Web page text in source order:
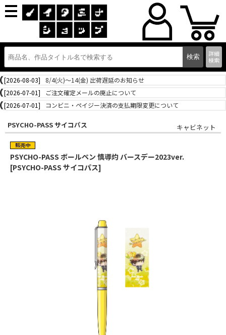
詳細
検索
[2026-08-03]
8/4(火)～14(金) 出荷遅延のお知らせ
[2026-07-01]
ご注文確定メールの廃止について
[2026-07-01]
コンビニ・ペイジー決済の支払期限変更について
PSYCHO-PASS サイコパス キャビネット
PSYCHO-PASS ボールペン 慎導灼 バースデー2023ver.
[PSYCHO-PASS サイコパス]